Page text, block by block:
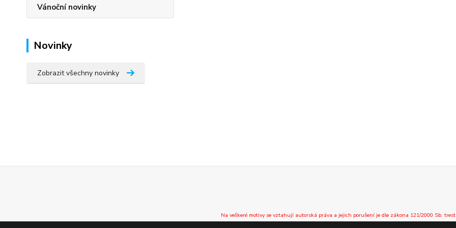
Vánoční novinky
Novinky
Zobrazit všechny novinky
Na veškeré motivy se vztahují autorská práva a jejich porušení je dle zákona 121/2000 Sb.